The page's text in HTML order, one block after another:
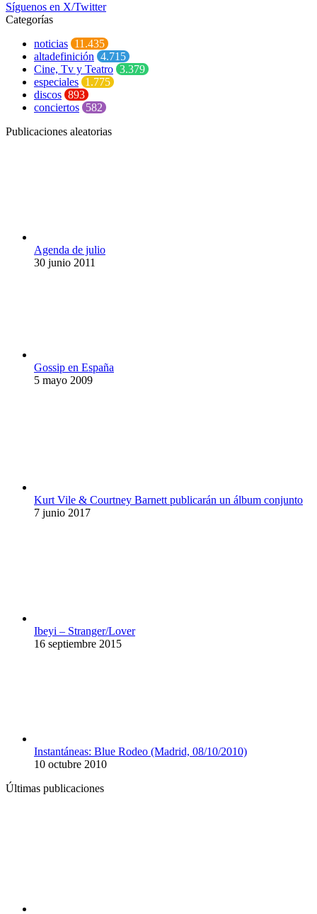
Síguenos en X/Twitter
Categorías
noticias 11.435
altadefinición 4.715
Cine, Tv y Teatro 3.379
especiales 1.775
discos 893
conciertos 582
Publicaciones aleatorias
Agenda de julio
30 junio 2011
Gossip en España
5 mayo 2009
Kurt Vile & Courtney Barnett publicarán un álbum conjunto
7 junio 2017
Ibeyi – Stranger/Lover
16 septiembre 2015
Instantáneas: Blue Rodeo (Madrid, 08/10/2010)
10 octubre 2010
Últimas publicaciones